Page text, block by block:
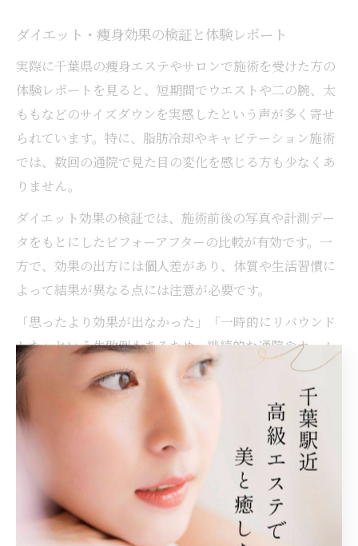
ダイエット・痩身効果の検証と体験レポート
実際に千葉県の痩身エステやサロンで施術を受けた方の
体験レポートを見ると、短期間でウエストや二の腕、太
ももなどのサイズダウンを実感したという声が多く寄せ
られています。特に、脂肪冷却やキャビテーション施術
では、数回の通院で見た目の変化を感じる方も少なくあ
りません。
ダイエット効果の検証では、施術前後の写真や計測デー
タをもとにしたビフォーアフターの比較が有効です。一
方で、効果の出方には個人差があり、体質や生活習慣に
よって結果が異なる点には注意が必要です。
「思ったより効果が出なかった」「一時的にリバウンド
した」という失敗例もあるため、継続的な通院やホーム
ケアの併用、定期的なカウンセリングの受診がポイント
です。体験談や口コミを参考に、自分に合ったサロンや
コースを選びましょう。
筋肉と痩身を両立する施術の選び方
理想のボディラインを目指すには、脂肪を減らすだけで
なく筋肉を適度に残す施術選びが重要です。千葉県の痩